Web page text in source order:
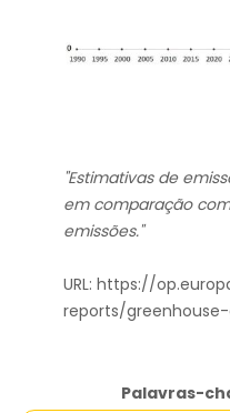
"Estimativas de
em comparação
emissões."
URL: https://
reports/
Palavras-